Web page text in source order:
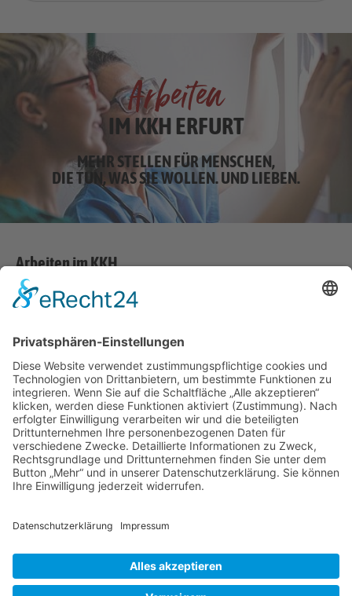
Arbeiten
IM KKH ERFURT
MEHR STELLEN FÜR MENSCHEN,
DIE TUN, WAS SIE WOLLEN. UND LIEBEN.
Arbeiten im KKH
Im Bereich Medizin und Gesundheit ist das Katholische Kranken­
haus „St. Johann Nepomuk“ ein wichtiger Dienstgeber in der
Die Mitarbeiterinnen und Mitarbeiter bringen nicht allein ihre
Fachkompetenzen, sondern auch ihre menschlichen und
sozialen Stärken in die Dienstgemeinschaft des Hauses ein. Sie
tragen Verantwortung für die Qualität und den Auftrag des
Kranken­hauses, Menschen in schwierigen gesundheitlichen
Lebenslagen zu helfen.
Katholisches Kranken­haus